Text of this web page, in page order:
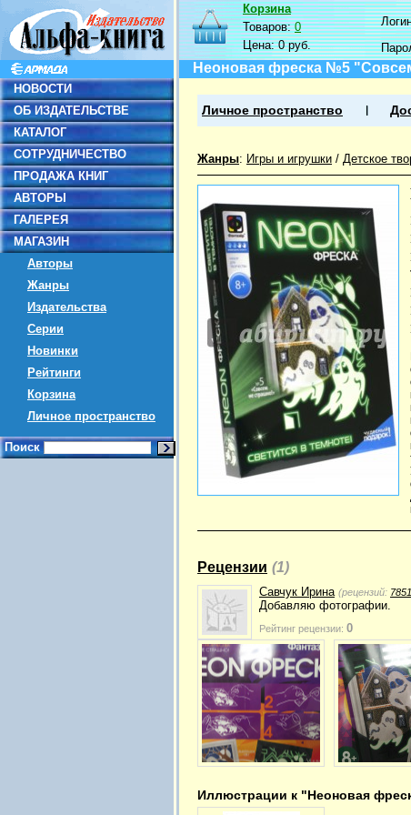
НОВОСТИ
ОБ ИЗДАТЕЛЬСТВЕ
КАТАЛОГ
СОТРУДНИЧЕСТВО
ПРОДАЖА КНИГ
АВТОРЫ
ГАЛЕРЕЯ
МАГАЗИН
Авторы
Жанры
Издательства
Серии
Новинки
Рейтинги
Корзина
Личное пространство
Поиск
Корзина
Товаров:0
Цена:0 руб.
Неоновая фреска №5
Личное пространство
Жанры: Игры и игрушки / Детское
Рецензии (1)
Савчук Ирина (рецензий: 7851
Добавляю фотографии.
Рейтинг рецензии: 0
Иллюстрации к "Неоновая